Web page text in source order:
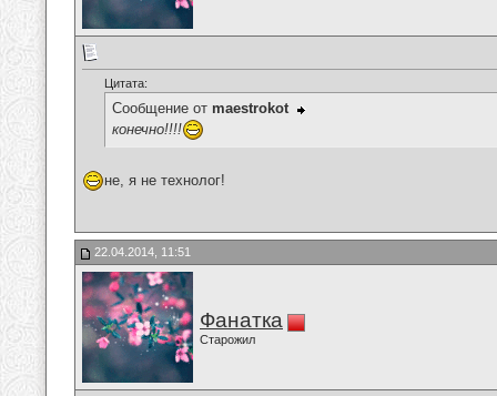
Цитата:
Сообщение от maestrokot
конечно!!!!
не, я не технолог!
22.04.2014, 11:51
Фанатка
Старожил